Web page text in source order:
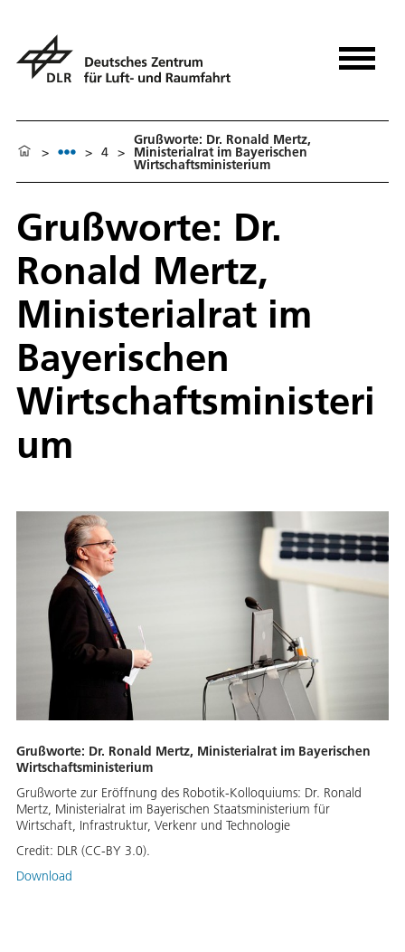
> > 4 >
Grußworte: Dr. Ronald Mertz,
Ministerialrat im Bayerischen
Wirtschaftsministerium
Grußworte: Dr.
Ronald Mertz,
Ministerialrat im
Bayerischen
Wirtschaftsministeri
um
Grußworte: Dr. Ronald Mertz, Ministerialrat im Bayerischen
Wirtschaftsministerium
Grußworte zur Eröffnung des Robotik-Kolloquiums: Dr. Ronald
Mertz, Ministerialrat im Bayerischen Staatsministerium für
Wirtschaft, Infrastruktur, Verkenr und Technologie
Credit: DLR (CC-BY 3.0).
Download